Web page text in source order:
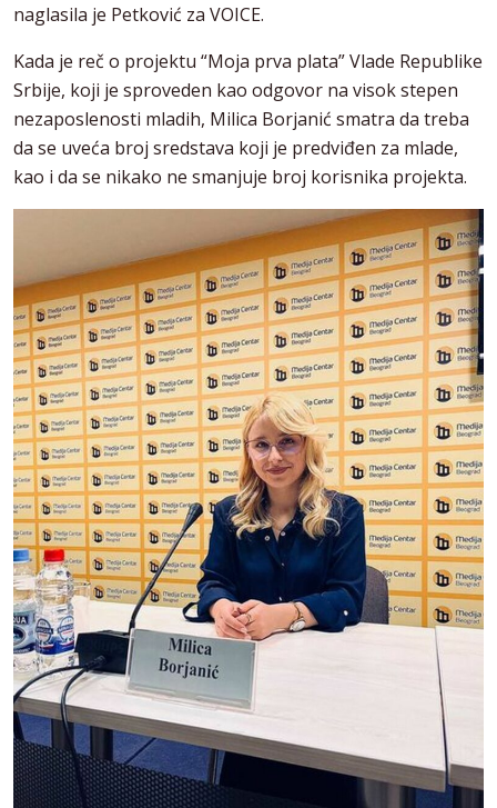
naglasila je Petković za VOICE.
Kada je reč o projektu “Moja prva plata” Vlade Republike
Srbije, koji je sproveden kao odgovor na visok stepen
nezaposlenosti mladih, Milica Borjanić smatra da treba
da se uveća broj sredstava koji je predviđen za mlade,
kao i da se nikako ne smanjuje broj korisnika projekta.